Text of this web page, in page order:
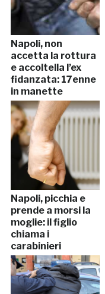
Napoli, non
accetta la rottura
e accoltella l’ex
fidanzata: 17enne
in manette
Napoli, picchia e
prende a morsi la
moglie: il figlio
chiama i
carabinieri